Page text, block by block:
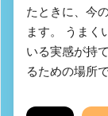
たときに、今
ます。 うまく
いる実感が持
るための場所で